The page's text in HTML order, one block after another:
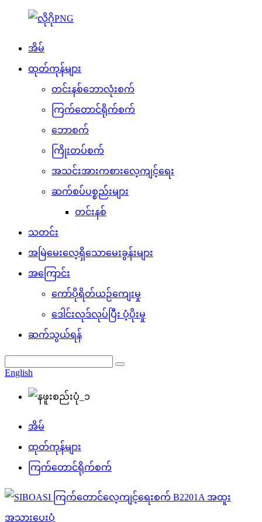
အိမ်
ထုတ်ကုန်များ
တင်းနစ်ဘောလုံးစက်
ကြက်တောင်ရိုက်စက်
ဘောစက်
ကြိုးတပ်စက်
အသင်းအားကစားလေ့ကျင့်ရေး
ဆက်စပ်ပစ္စည်းများ
တင်းနစ်
သတင်း
အမြဲမေးလေ့ရှိသောမေးခွန်းများ
အကြောင်း
ကော်ပိုရိတ်ယဉ်ကျေးမှု
ဒေါင်းလုဒ်လုပ်ပြီး ပံ့ပိုးမှု
ဆက်သွယ်ရန်
English
အိမ်
ထုတ်ကုန်များ
ကြက်တောင်ရိုက်စက်